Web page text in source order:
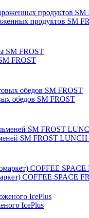
продуктов SM
FROST
обедов SM FROST
SM FROST
COFFEE SPACE
IcePlus